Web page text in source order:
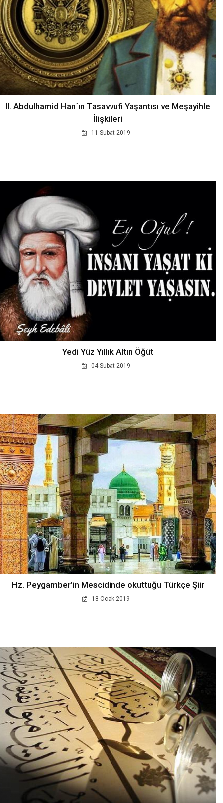
II. Abdulhamid Han´ın Tasavvufi Yaşantısı ve Meşayihle
İlişkileri
11 Subat 2019
Yedi Yüz Yıllık Altın Öğüt
04 Subat 2019
Hz. Peygamber’in Mescidinde okuttuğu Türkçe Şiir
18 Ocak 2019